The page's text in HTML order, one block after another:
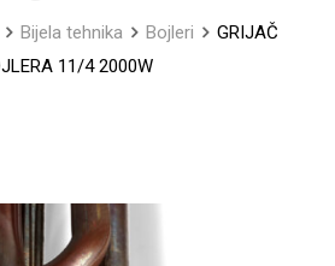
Bijela tehnika Bojleri
GRIJAČ
11/4 2000W